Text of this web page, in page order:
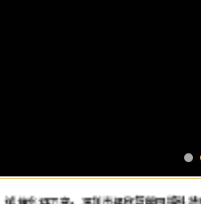
远不变。深圳市福欣智能网络科技有